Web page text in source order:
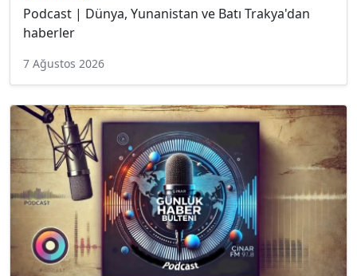
Podcast | Dünya, Yunanistan ve Batı Trakya'dan
haberler
7 Ağustos 2026